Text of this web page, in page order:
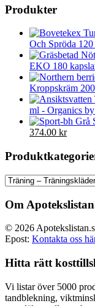
Produkter
Och Spröda
EKO 180
Kroppskräm
ml - Organics by
Det
priset
499.00 kr.
374.00 krDet
priset
är:
374.00
Om
© 2026
Epost: Kontakta oss
Hitta rätt
Vi listar över 5000
tandblekning,